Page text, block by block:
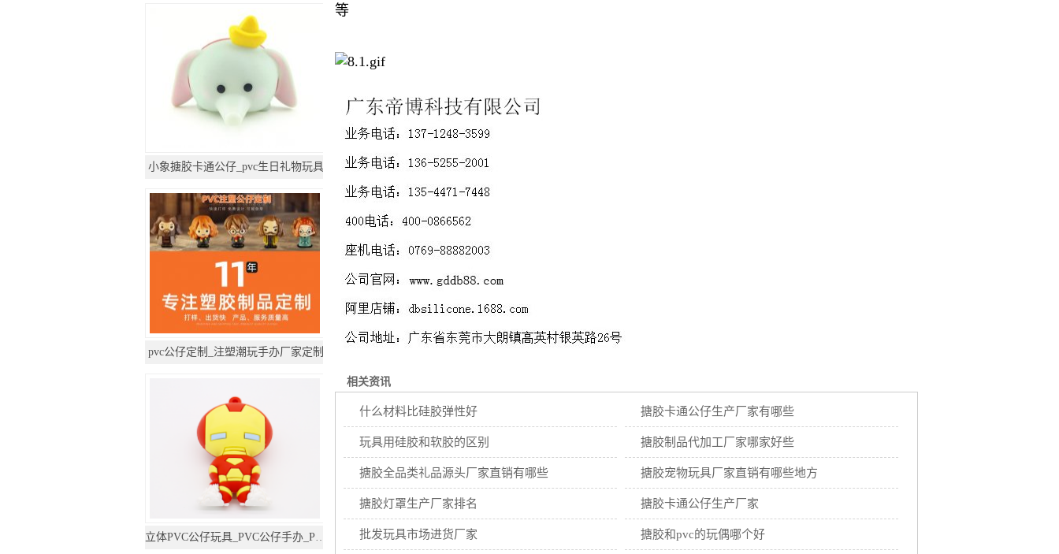
等
相关资讯
什么材料比硅胶弹性好 搪胶卡通公仔生产厂家有哪些
玩具用硅胶和软胶的区别 搪胶制品代加工厂家哪家好些
搪胶全品类礼品源头厂家直销有哪些 搪胶宠物玩具厂家直销有哪些地方
搪胶灯罩生产厂家排名 搪胶卡通公仔生产厂家
批发玩具市场进货厂家 搪胶和pvc的玩偶哪个好
小象搪胶卡通公仔_pvc生日礼物玩具
pvc公仔定制_注塑潮玩手办厂家定制
立体PVC公仔玩具_PVC公仔手办_PVC公仔厂家